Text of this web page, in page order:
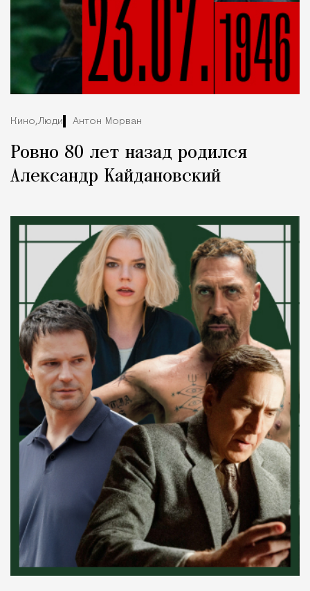
Кино,Люди Антон Морван
Ровно 80 лет назад родился
Александр Кайдановский